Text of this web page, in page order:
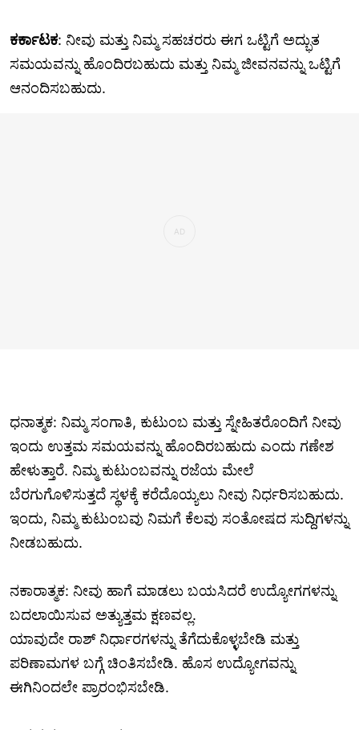
ಕರ್ಕಾಟಕ: ನೀವು ಮತ್ತು ನಿಮ್ಮ ಸಹಚರರು ಈಗ ಒಟ್ಟಿಗೆ ಅದ್ಭುತ
ಸಮಯವನ್ನು ಹೊಂದಿರಬಹುದು ಮತ್ತು ನಿಮ್ಮ ಜೀವನವನ್ನು ಒಟ್ಟಿಗೆ
ಆನಂದಿಸಬಹುದು.
ಧನಾತ್ಮಕ: ನಿಮ್ಮ ಸಂಗಾತಿ, ಕುಟುಂಬ ಮತ್ತು ಸ್ನೇಹಿತರೊಂದಿಗೆ ನೀವು
ಇಂದು ಉತ್ತಮ ಸಮಯವನ್ನು ಹೊಂದಿರಬಹುದು ಎಂದು ಗಣೇಶ
ಹೇಳುತ್ತಾರೆ. ನಿಮ್ಮ ಕುಟುಂಬವನ್ನು ರಜೆಯ ಮೇಲೆ
ಬೆರಗುಗೊಳಿಸುತ್ತದೆ ಸ್ಥಳಕ್ಕೆ ಕರೆದೊಯ್ಯಲು ನೀವು ನಿರ್ಧರಿಸಬಹುದು.
ಇಂದು, ನಿಮ್ಮ ಕುಟುಂಬವು ನಿಮಗೆ ಕೆಲವು ಸಂತೋಷದ ಸುದ್ದಿಗಳನ್ನು
ನೀಡಬಹುದು.
ನಕಾರಾತ್ಮಕ: ನೀವು ಹಾಗೆ ಮಾಡಲು ಬಯಸಿದರೆ ಉದ್ಯೋಗಗಳನ್ನು
ಬದಲಾಯಿಸುವ ಅತ್ಯುತ್ತಮ ಕ್ಷಣವಲ್ಲ.
ಯಾವುದೇ ರಾಶ್ ನಿರ್ಧಾರಗಳನ್ನು ತೆಗೆದುಕೊಳ್ಳಬೇಡಿ ಮತ್ತು
ಪರಿಣಾಮಗಳ ಬಗ್ಗೆ ಚಿಂತಿಸಬೇಡಿ. ಹೊಸ ಉದ್ಯೋಗವನ್ನು
ಈಗಿನಿಂದಲೇ ಪ್ರಾರಂಭಿಸಬೇಡಿ.